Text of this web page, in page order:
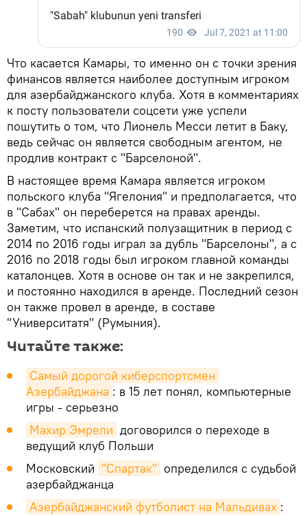
Что касается Камары, то именно он с точки зрения
финансов является наиболее доступным игроком
для азербайджанского клуба. Хотя в комментариях
к посту пользователи соцсети уже успели
пошутить о том, что Лионель Месси летит в Баку,
ведь сейчас он является свободным агентом, не
продлив контракт с "Барселоной".
В настоящее время Камара является игроком
польского клуба "Ягелония" и предполагается, что
в "Сабах" он переберется на правах аренды.
Заметим, что испанский полузащитник в период с
2014 по 2016 годы играл за дубль "Барселоны", а с
2016 по 2018 годы был игроком главной команды
каталонцев. Хотя в основе он так и не закрепился,
и постоянно находился в аренде. Последний сезон
он также провел в аренде, в составе
"Университатя" (Румыния).
Читайте также:
Самый дорогой киберспортсмен
Азербайджана : в 15 лет понял, компьютерные
игры - серьезно
Махир Эмрели договорился о переходе в
ведущий клуб Польши
Московский "Спартак" определился с судьбой
азербайджанца
Азербайджанский футболист на Мальдивах :